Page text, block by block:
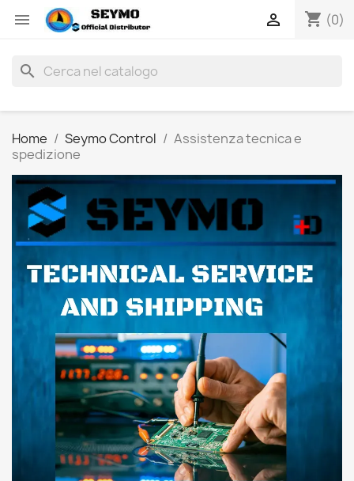
 shopping_cart (0)

search
Home Seymo Control
Assistenza tecnica e
spedizione